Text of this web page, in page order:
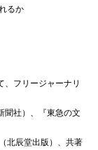
るか
、フリージャーナリ
聞社）、『東急の文
北辰堂出版）、共著